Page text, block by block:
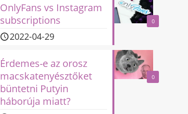
0
OnlyFans vs Instagram
subscriptions
2022-04-29
0
Érdemes-e az orosz
macskatenyésztőket
büntetni Putyin
háborúja miatt?